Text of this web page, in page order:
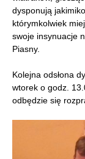
dysponują
którymkolwiek
swoje insynuacje
Piasny.
Kolejna odsłona
wtorek o godz.
odbędzie się